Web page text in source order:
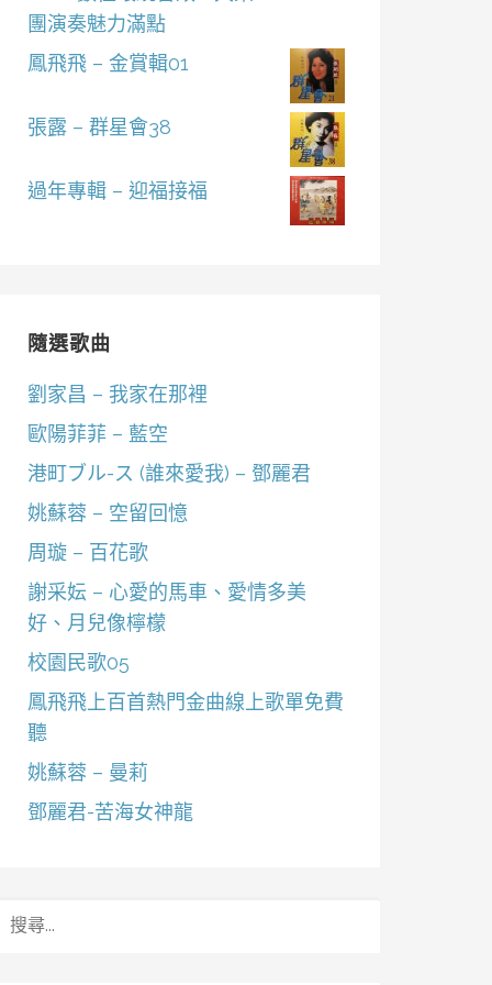
團演奏魅力滿點
鳳飛飛 – 金賞輯01
張露 – 群星會38
過年專輯 – 迎福接福
隨選歌曲
劉家昌 – 我家在那裡
歐陽菲菲 – 藍空
港町ブル-ス (誰來愛我) – 鄧麗君
姚蘇蓉 – 空留回憶
周璇 – 百花歌
謝采妘 – 心愛的馬車、愛情多美
好、月兒像檸檬
校園民歌05
鳳飛飛上百首熱門金曲線上歌單免費
聽
姚蘇蓉 – 曼莉
鄧麗君-苦海女神龍